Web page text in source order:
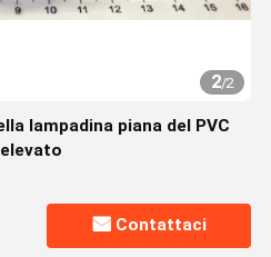
2/2
lampadina piana del PVC
Contattaci